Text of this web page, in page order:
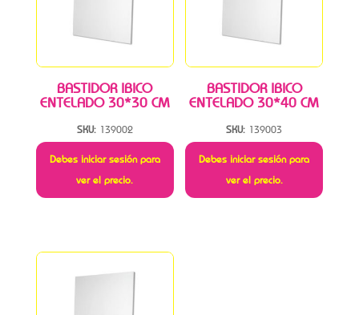
BASTIDOR IBICO
ENTELADO 30*30 CM
SKU: 139002
Debes iniciar sesión para
ver el precio.
BASTIDOR IBICO
ENTELADO 30*40 CM
SKU: 139003
Debes iniciar sesión para
ver el precio.